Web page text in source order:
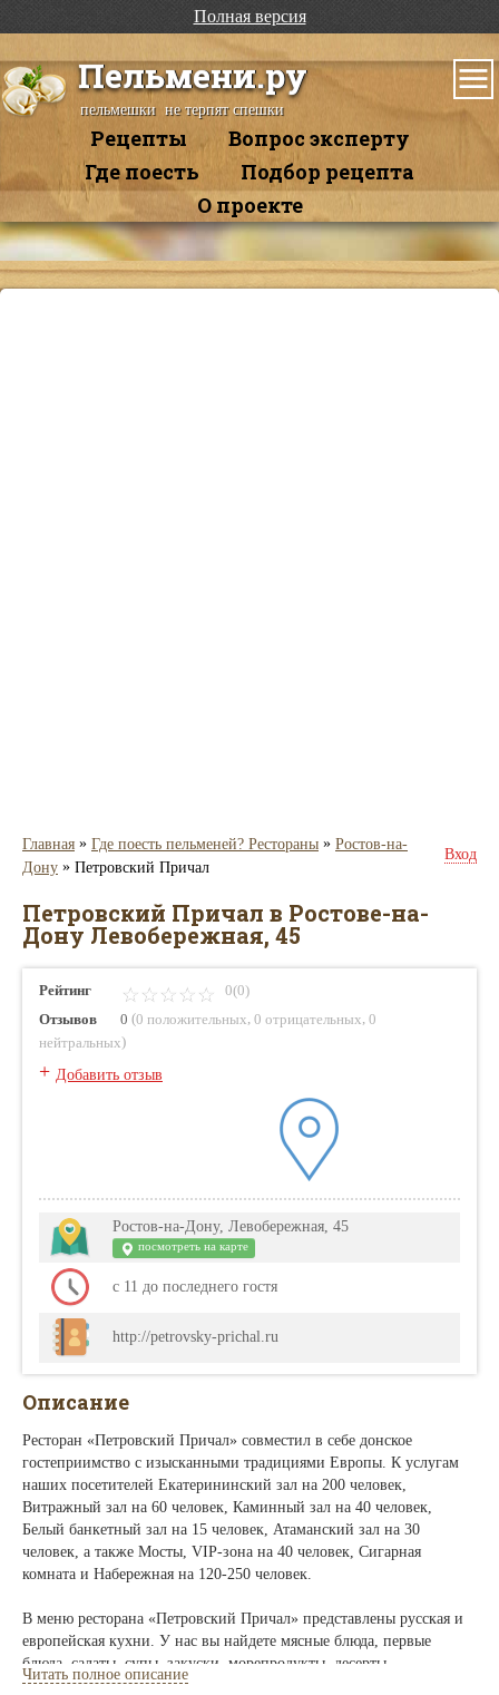
Полная версия
Пельмени.ру
пельмешки не терпят спешки
Рецепты
Вопрос эксперту
Где поесть
Подбор рецепта
О проекте
Главная » Где поесть пельменей? Рестораны » Ростов-на-
Дону » Петровский Причал
Вход
Петровский Причал в Ростове-на-
Дону Левобережная, 45
Рейтинг
0(0)
Отзывов
0 (0 положительных, 0 отрицательных, 0
нейтральных)
+ Добавить отзыв
Ростов-на-Дону, Левобережная, 45
посмотреть на карте
с 11 до последнего гостя
http://petrovsky-prichal.ru
Описание
Ресторан «Петровский Причал» совместил в себе донское
гостеприимство с изысканными традициями Европы. К услугам
наших посетителей Екатерининский зал на 200 человек,
Витражный зал на 60 человек, Каминный зал на 40 человек,
Белый банкетный зал на 15 человек, Атаманский зал на 30
человек, а также Мосты, VIP-зона на 40 человек, Сигарная
комната и Набережная на 120-250 человек.
В меню ресторана «Петровский Причал» представлены русская и
европейская кухни. У нас вы найдете мясные блюда, первые
блюда, салаты, супы, закуски, морепродукты, десерты,
безалкогольные и алкогольные напитки.
Читать полное описание